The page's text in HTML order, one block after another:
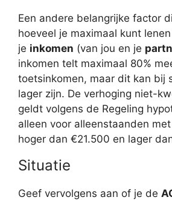
Een andere belangrijke factor
hoeveel je maximaal kunt
je inkomen (van jou en je
inkomen telt maximaal 80%
toetsinkomen, maar dit kan bij
lager zijn. De verhoging niet-
geldt volgens de Regeling
alleen voor alleenstaanden
hoger dan €21.500 en lager
Situatie
Geef vervolgens aan of je de